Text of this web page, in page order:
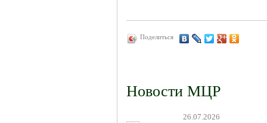
Поделиться
Новости МЦР
26.07.2026